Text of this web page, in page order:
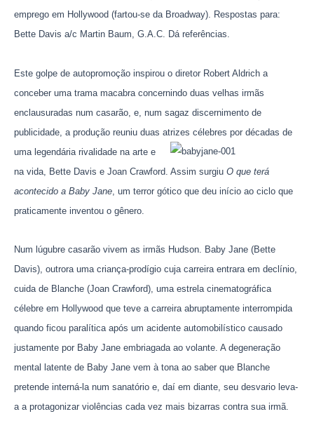
emprego em Hollywood (fartou-se da Broadway). Respostas para:
Bette Davis a/c Martin Baum, G.A.C. Dá referências.
Este golpe de autopromoção inspirou o diretor Robert Aldrich a
conceber uma trama macabra concernindo duas velhas irmãs
enclausuradas num casarão, e, num sagaz discernimento de
publicidade, a produção reuniu duas atrizes célebres por décadas de
uma legendária rivalidade na arte e
na vida, Bette Davis e Joan Crawford. Assim surgiu O que terá
acontecido a Baby Jane , um terror gótico que deu início ao ciclo que
praticamente inventou o gênero.
Num lúgubre casarão vivem as irmãs Hudson. Baby Jane (Bette
Davis), outrora uma criança-prodígio cuja carreira entrara em declínio,
cuida de Blanche (Joan Crawford), uma estrela cinematográfica
célebre em Hollywood que teve a carreira abruptamente interrompida
quando ficou paralítica após um acidente automobilístico causado
justamente por Baby Jane embriagada ao volante. A degeneração
mental latente de Baby Jane vem à tona ao saber que Blanche
pretende interná-la num sanatório e, daí em diante, seu desvario leva-
a a protagonizar violências cada vez mais bizarras contra sua irmã.